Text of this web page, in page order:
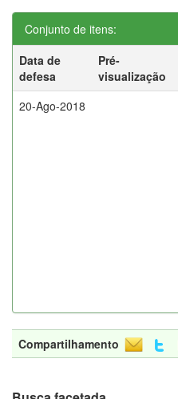
Conjunto de itens:
Data de
defesa
Pré-
visualização
20-Ago-2018
Compartilhamento